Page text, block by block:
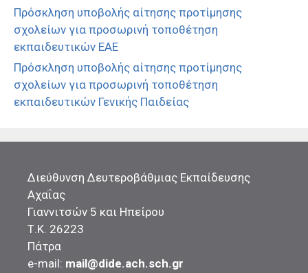
Πρόσκληση υποβολής αίτησης προτίμησης
σχολείων για προσωρινή τοποθέτηση
εκπαιδευτικών ΕΑΕ
Πρόσκληση υποβολής αίτησης προτίμησης
σχολείων για προσωρινή τοποθέτηση
εκπαιδευτικών Γενικής Παιδείας
Διεύθυνση Δευτεροβάθμιας Εκπαίδευσης
Αχαΐας
Γιαννιτσών 5 και Ηπείρου
Τ.Κ. 26223
Πάτρα
e-mail: mail@dide.ach.sch.gr